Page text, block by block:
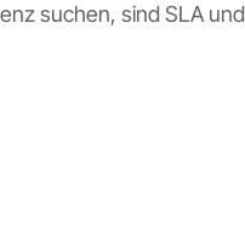
suchen, sind SLA und